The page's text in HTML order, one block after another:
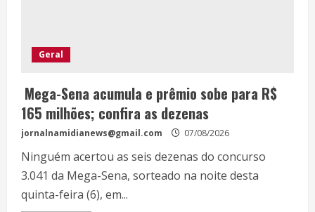
Geral
Mega-Sena acumula e prêmio sobe para R$
165 milhões; confira as dezenas
jornalnamidianews@gmail.com 07/08/2026
Ninguém acertou as seis dezenas do concurso
3.041 da Mega-Sena, sorteado na noite desta
quinta-feira (6), em...